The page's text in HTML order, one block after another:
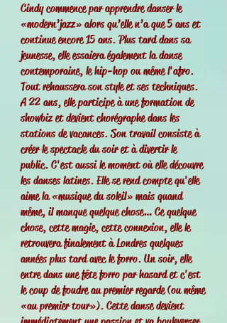
Cindy commence par apprendre danser le
«modern’jazz» alors qu’elle n’a que 5 ans et
continue encore 15 ans. Plus tard dans sa
jeunesse, elle essaiera également la danse
contemporaine, le hip-hop ou même l'afro.
Tout rehaussera son style et ses techniques.
A 22 ans, elle participe à une formation de
showbiz et devient chorégraphe dans les
stations de vacances. Son travail consiste à
créer le spectacle du soir et à divertir le
public. C'est aussi le moment où elle découvre
les danses latines. Elle se rend compte qu'elle
aime la «musique du soleil» mais quand
même, il manque quelque chose… Ce quelque
chose, cette magie, cette connexion, elle le
retrouvera finalement à Londres quelques
années plus tard avec le forro. Un soir, elle
entre dans une fête forro par hasard et c'est
le coup de foudre au premier regarde (ou même
«au premier tour»). Cette danse devient